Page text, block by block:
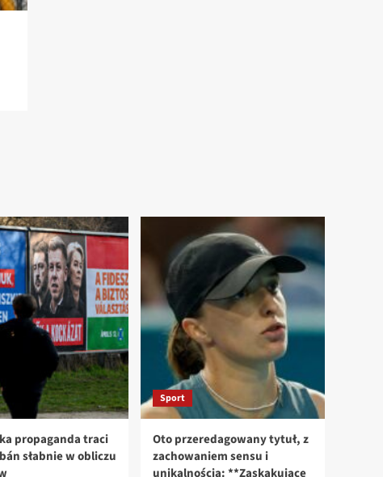
propaganda traci
słabnie w obliczu
Sport
Oto przeredagowany tytuł, z
zachowaniem sensu i